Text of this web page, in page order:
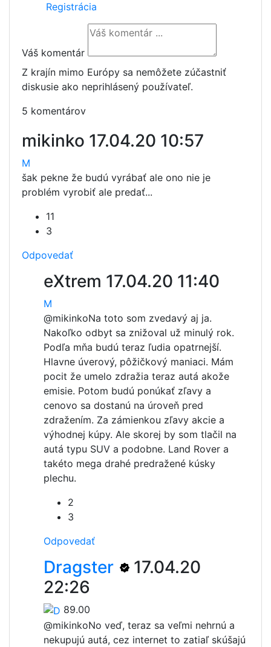
Registrácia
Váš komentár
Z krajín mimo Európy sa nemôžete zúčastniť
diskusie ako neprihlásený používateľ.
5 komentárov
mikinko 17.04.20 10:57
M
šak pekne že budú vyrábať ale ono nie je
problém vyrobiť ale predať...
11
3
Odpovedať
eXtrem 17.04.20 11:40
M
@mikinkoNa toto som zvedavý aj ja.
Nakoľko odbyt sa znižoval už minulý rok.
Podľa mňa budú teraz ľudia opatrnejší.
Hlavne úverový, pôžičkový maniaci. Mám
pocit že umelo zdražia teraz autá akože
emisie. Potom budú ponúkať zľavy a
cenovo sa dostanú na úroveň pred
zdražením. Za zámienkou zľavy akcie a
výhodnej kúpy. Ale skorej by som tlačil na
autá typu SUV a podobne. Land Rover a
takéto mega drahé predražené kúsky
plechu.
2
3
Odpovedať
Dragster
17.04.20
22:26
89.00
@mikinkoNo veď, teraz sa veľmi nehrnú a
nekupujú autá, cez internet to zatiaľ skúšajú